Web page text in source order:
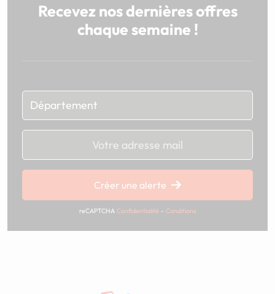
Recevez nos dernières offres
chaque semaine !
Chargement...
Créer une alerte
reCAPTCHA Confidentialité - Conditions